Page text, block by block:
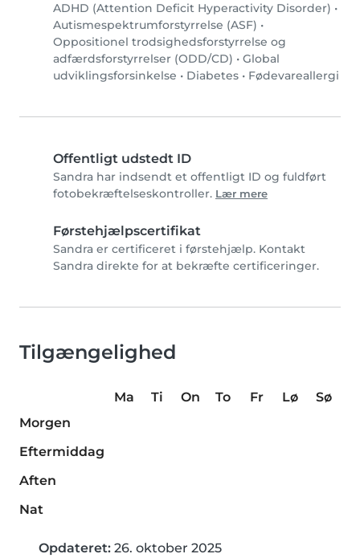
ADHD (Attention Deficit Hyperactivity Disorder) •
Autismespektrumforstyrrelse (ASF) •
Oppositionel trodsighedsforstyrrelse og
adfærdsforstyrrelser (ODD/CD) • Global
udviklingsforsinkelse • Diabetes • Fødevareallergi
Offentligt udstedt ID
Sandra har indsendt et offentligt ID og fuldført
fotobekræftelseskontroller. Lær mere
Førstehjælpscertifikat
Sandra er certificeret i førstehjælp. Kontakt
Sandra direkte for at bekræfte certificeringer.
Tilgængelighed
Ma Ti On To Fr Lø
Sø
Morgen
Eftermiddag
Aften
Nat
Opdateret: 26. oktober 2025